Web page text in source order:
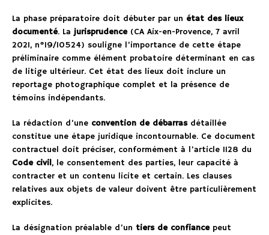
La phase préparatoire doit débuter par un état des lieux
documenté. Lajurisprudence(CA Aix-en-Provence, 7 avril
2021, n°19/10524) souligne l’importance de cette étape
préliminaire comme élément probatoire déterminant en cas
de litige ultérieur. Cet état des lieux doit inclure un
reportage photographique complet et la présence de
témoins indépendants.
La rédaction d’une convention de débarrasdétaillée
constitue une étape juridique incontournable. Ce document
contractuel doit préciser, conformément à l’article 1128 du
Code civil, le consentement des parties, leur capacité à
contracter et un contenu licite et certain. Les clauses
relatives aux objets de valeur doivent être particulièrement
explicites.
La désignation préalable d’un tiers de confiancepeut